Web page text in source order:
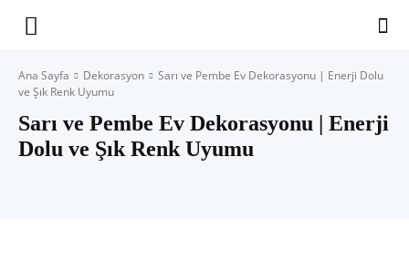
Yaşam
Ana Sayfa Dekorasyon
Sarı ve Pembe Ev Dekorasyonu | Enerji Dolu
ve Şık Renk Uyumu
Sarı ve Pembe Ev Dekorasyonu | Enerji
Dolu ve Şık Renk Uyumu